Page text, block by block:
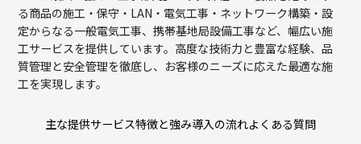
る商品の施工・保守・LAN・電気工事・ネットワーク構築・設
定からなる一般電気工事、携帯基地局設備工事など、幅広い施
工サービスを提供しています。高度な技術力と豊富な経験、品
質管理と安全管理を徹底し、お客様のニーズに応えた最適な施
工を実現します。
主な提供サービス特徴と強み導入の流れよくある質問